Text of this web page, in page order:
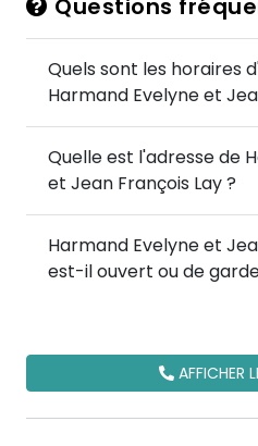
Questions
Quels sont les horaires
Harmand Evelyne et
Quelle est l'adresse de
et Jean François Lay ?
Harmand Evelyne et
est-il ouvert ou de
AFFICHER